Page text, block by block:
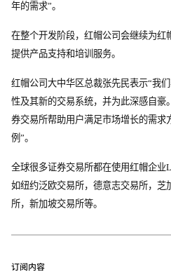
年的需求”。
在整个开发阶段，红帽公司会继续为红
提供产品支持和培训服务。
红帽公司大中华区总裁张先民表示“我
性及其新的交易系统，并为此深感自豪
券交易所帮助用户满足市场增长的需求
例”。
全球很多证券交易所都在使用红帽企业
如纽约泛欧交易所，德意志交易所，芝
所，新加坡交易所等。
订阅内容